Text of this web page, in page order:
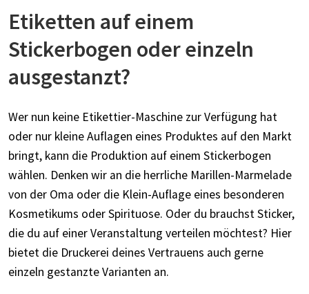
Etiketten auf einem
Stickerbogen oder einzeln
ausgestanzt?
Wer nun keine Etikettier-Maschine zur Verfügung hat
oder nur kleine Auflagen eines Produktes auf den Markt
bringt, kann die Produktion auf einem Stickerbogen
wählen. Denken wir an die herrliche Marillen-Marmelade
von der Oma oder die Klein-Auflage eines besonderen
Kosmetikums oder Spirituose. Oder du brauchst Sticker,
die du auf einer Veranstaltung verteilen möchtest? Hier
bietet die Druckerei deines Vertrauens auch gerne
einzeln gestanzte Varianten an.